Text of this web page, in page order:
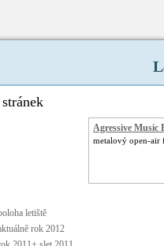
Agressive Music
metalový open-air
letiště
rok 2012